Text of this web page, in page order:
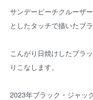
サンデービーチクルーザ
としたタッチで描いたブ
こんがり日焼けしたブラ
りこなします。
2023年ブラック・ジャッ